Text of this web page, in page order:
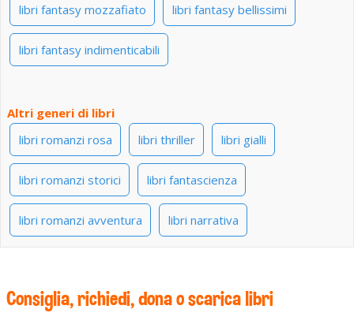
libri fantasy mozzafiato libri fantasy bellissimi
libri fantasy indimenticabili
Altri generi di libri
libri romanzi rosa
libri thriller libri gialli
libri romanzi storici libri fantascienza
libri romanzi avventura libri narrativa
Consiglia, richiedi, dona o scarica libri